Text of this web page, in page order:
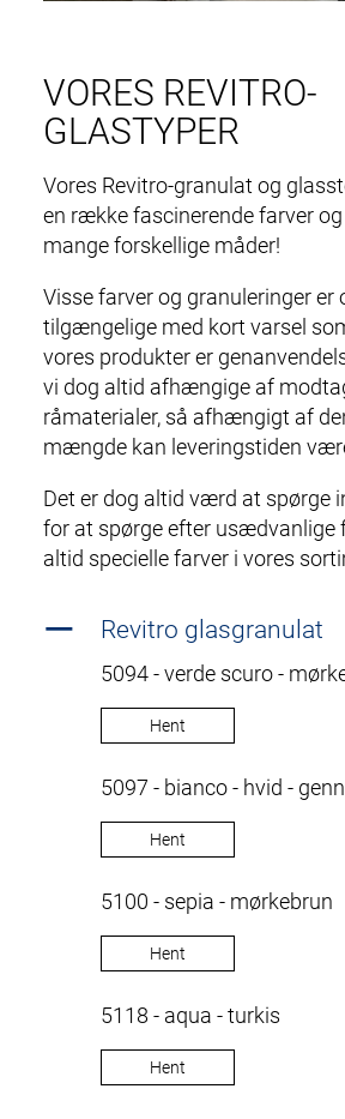
VORES REVITRO-
GLASTYPER
Vores Revitro-granulat og
en række fascinerende farver
mange forskellige måder!
Visse farver og granuleringer er
tilgængelige med kort varsel
vores produkter er
vi dog altid afhængige af
råmaterialer, så afhængigt af
mængde kan leveringstiden
Det er dog altid værd at spørge
for at spørge efter usædvanlige
altid specielle farver i vores
Revitro glasgranulat
5094 - verde scuro -
Hent
5097 - bianco - hvid -
Hent
5100 - sepia - mørkebrun
Hent
5118 - aqua - turkis
Hent